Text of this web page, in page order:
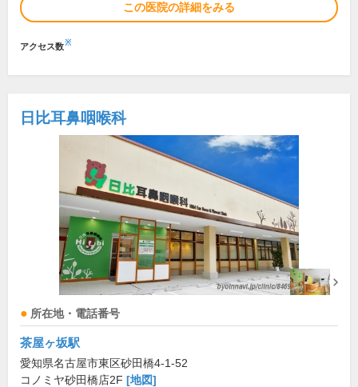
この医院の詳細をみる
アクセス数※
日比耳鼻咽喉科
所在地・電話番号
茶屋ヶ坂駅
愛知県名古屋市東区砂田橋4-1-52
コノミヤ砂田橋店2F [地図]